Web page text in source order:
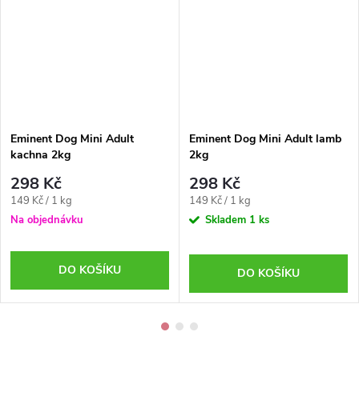
Eminent Dog Mini Adult
kachna 2kg
298 Kč
Měrná
cena:
149 Kč / 1 kg
Na objednávku
DO KOŠÍKU
Eminent Dog Mini Adult lamb
2kg
298 Kč
Měrná
cena:
149 Kč / 1 kg
Skladem 1 ks
DO KOŠÍKU